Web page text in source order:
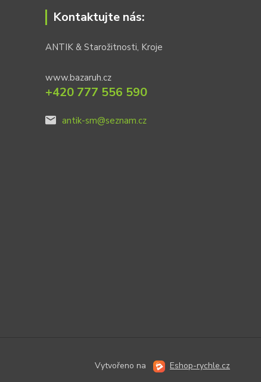
Kontaktujte nás:
ANTIK & Starožitnosti, Kroje
www.bazaruh.cz
+420 777 556 590
antik-sm@seznam.cz
Vytvořeno na Eshop-rychle.cz